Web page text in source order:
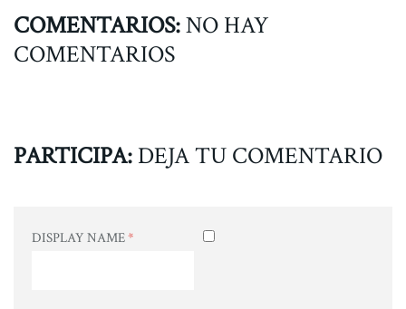
COMENTARIOS:NO HAY
COMENTARIOS
PARTICIPA: DEJA TU COMENTARIO
DISPLAY NAME*